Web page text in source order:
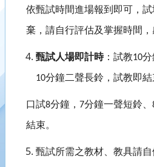
依甄試時間進場報到即可，
棄，請自行評估及掌握時間，
甄試人場即計時：試教10分
10分鐘二聲長鈴，試教即結
口試8分鐘， 7分鐘一聲短鈴、
結束。
甄試所需之教材、教具請自